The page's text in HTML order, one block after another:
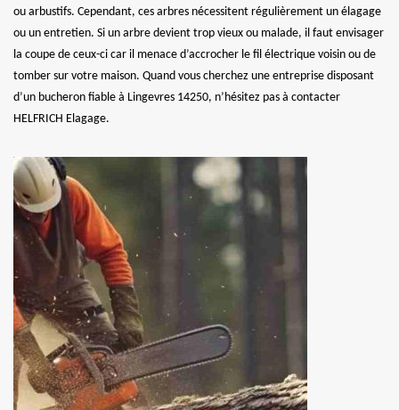
ou arbustifs. Cependant, ces arbres nécessitent régulièrement un élagage
ou un entretien. Si un arbre devient trop vieux ou malade, il faut envisager
la coupe de ceux-ci car il menace d’accrocher le fil électrique voisin ou de
tomber sur votre maison. Quand vous cherchez une entreprise disposant
d’un bucheron fiable à Lingevres 14250, n’hésitez pas à contacter
HELFRICH Elagage.